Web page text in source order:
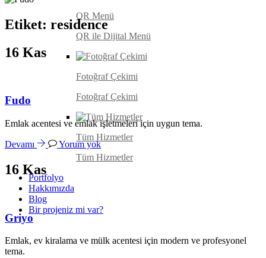
QR Menü
QR ile Dijital Menü
Fotoğraf Çekimi
Fotoğraf Çekimi
Tüm Hizmetler
Tüm Hizmetler
Portfolyo
Hakkımızda
Blog
Bir projeniz mi var?
Etiket: residence
16 Kas
Fudo
Emlak acentesi ve emlak işletmeleri için uygun tema.
Devamı Yorum yok
16 Kas
Griyo
Emlak, ev kiralama ve mülk acentesi için modern ve profesyonel
tema.